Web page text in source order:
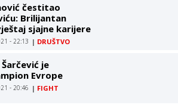
čestitao
Brilijantan
sjajne karijere
- 22:13 | DRUŠTVO
je
Evrope
- 20:46 | FIGHT